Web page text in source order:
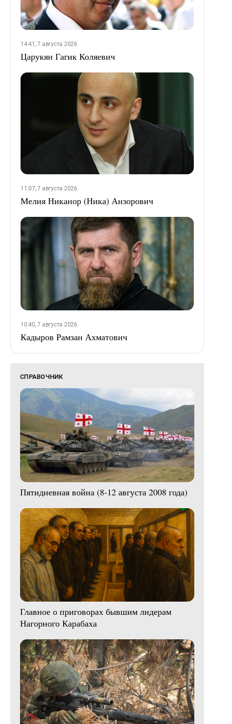
14:41, 7 августа 2026
Царукян Гагик Коляевич
11:07, 7 августа 2026
Мелия Никанор (Ника) Анзорович
10:40, 7 августа 2026
Кадыров Рамзан Ахматович
СПРАВОЧНИК
Пятидневная война (8-12 августа 2008 года)
Главное о приговорах бывшим лидерам
Нагорного Карабаха